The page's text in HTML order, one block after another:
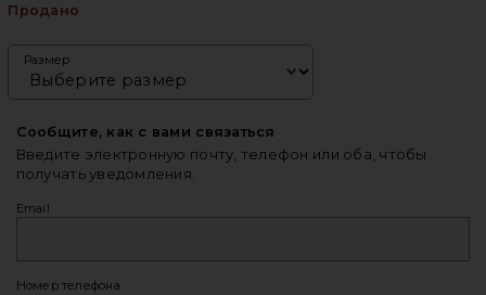
Продано
Размер
Сообщите, как с вами связаться
Введите электронную почту, телефон или оба, чтобы
получать уведомления.
Email
Номер телефона